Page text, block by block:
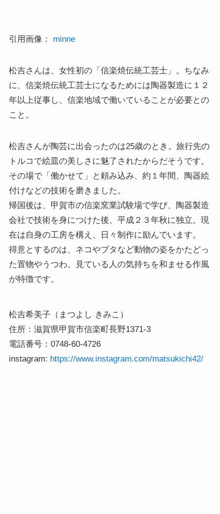
引用画像： minne
松吉さんは、女性初の「信楽焼伝統工芸士」。ちなみ
に、信楽焼伝統工芸士になるためには陶器製造に１２
年以上従事し、信楽地域で働いていることが必要との
こと。
松吉さんが陶芸に出会ったのは25歳のとき。旅行先の
トルコで絵皿の美しさに魅了されたからだそうです。
その場で「働かせて」と頼み込み、約１年間、陶器絵
付けなどの技術を磨きました。
帰国後は、甲賀市の信楽窯業試験場で学び、陶器製造
会社で技術を身につけた後、平成２３年秋に独立。現
在は自身の工房を構え、日々制作に励んでいます。
得意とするのは、ネコやブタなど動物の姿をかたどっ
た置物やうつわ。見ている人の気持ちを和ませる作風
が特徴です。
松吉希美子（まつよし きみこ）
住所：滋賀県甲賀市信楽町長野1371-3
電話番号：0748-60-4726
instagram: https://www.instagram.com/matsukichi42/